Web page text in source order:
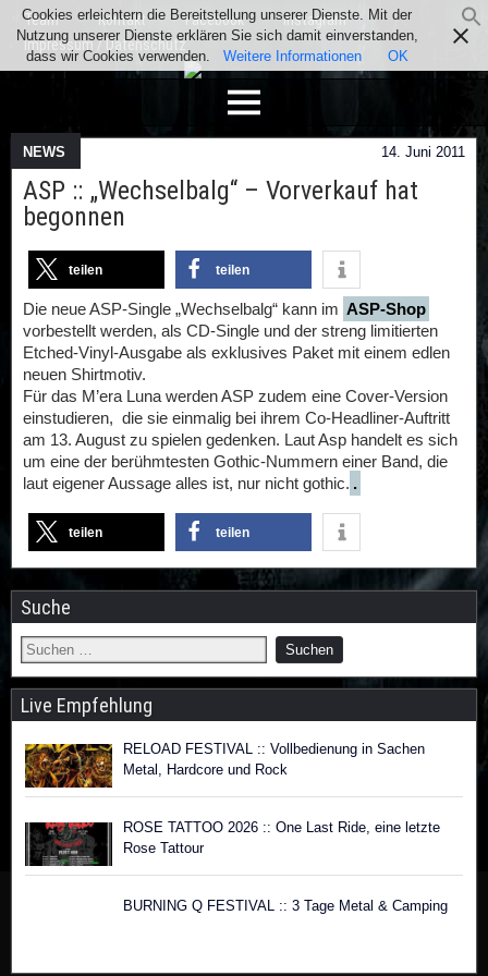
Team Kontakt Facebook
Instagram
Impressum / Datenschutz
NEWS 14. Juni 2011
ASP :: „Wechselbalg“ – Vorverkauf hat
begonnen
teilen teilen
Die neue ASP-Single „Wechselbalg“ kann im ASP-Shop
vorbestellt werden, als CD-Single und der streng limitierten
Etched-Vinyl-Ausgabe als exklusives Paket mit einem edlen
neuen Shirtmotiv.
Für das M’era Luna werden ASP zudem eine Cover-Version
einstudieren, die sie einmalig bei ihrem Co-Headliner-Auftritt
am 13. August zu spielen gedenken. Laut Asp handelt es sich
um eine der berühmtesten Gothic-Nummern einer Band, die
laut eigener Aussage alles ist, nur nicht gothic. .
teilen teilen
Suche
Live Empfehlung
RELOAD FESTIVAL :: Vollbedienung in Sachen
Metal, Hardcore und Rock
ROSE TATTOO 2026 :: One Last Ride, eine letzte
Rose Tattour
BURNING Q FESTIVAL :: 3 Tage Metal & Camping
Cookies erleichtern die Bereitstellung unserer Dienste. Mit der
Nutzung unserer Dienste erklären Sie sich damit einverstanden,
dass wir Cookies verwenden.
Weitere Informationen OK